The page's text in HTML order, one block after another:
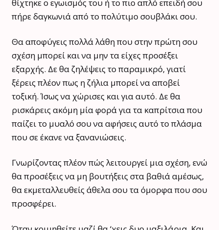
θίχτηκε ο εγωισμός του ή το πιο απλό επειδή σου
πήρε δαγκωνιά από το πολύτιμο σουβλάκι σου.
Θα αποφύγεις πολλά λάθη που στην πρώτη σου
σχέση μπορεί και να μην τα είχες προσέξει
εξαρχής. Δε θα ζηλέψεις το παραμικρό, γιατί
ξέρεις πλέον πως η ζήλια μπορεί να αποβεί
τοξική. Ίσως να χώρισες και για αυτό. Δε θα
ρισκάρεις ακόμη μία φορά για τα καπρίτσια που
παίζει το μυαλό σου να αφήσεις αυτό το πλάσμα
που σε έκανε να ξανανιώσεις.
Γνωρίζοντας πλέον πώς λειτουργεί μια σχέση, ενώ
θα προσέξεις να μη βουτήξεις στα βαθιά αμέσως,
θα εκμεταλλευθείς άθελα σου τα όμορφα που σου
προσφέρει.